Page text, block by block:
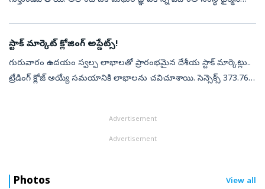
స్టాక్ మార్కెట్ క్లోజింగ్ అప్డేట్స్!
గురువారం ఉదయం స్వల్ప లాభాలతో ప్రారంభమైన దేశీయ స్టాక్ మార్కెట్లు..
ట్రేడింగ్ క్లోజ్ అయ్యే సమయానికి లాభాలను చవిచూశాయి. సెన్సెక్స్ 373.76
Advertisement
Advertisement
Photos View all